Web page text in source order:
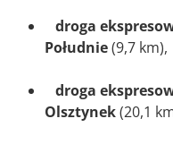
droga
Południe(9,7 km),
droga
Olsztynek(20,1